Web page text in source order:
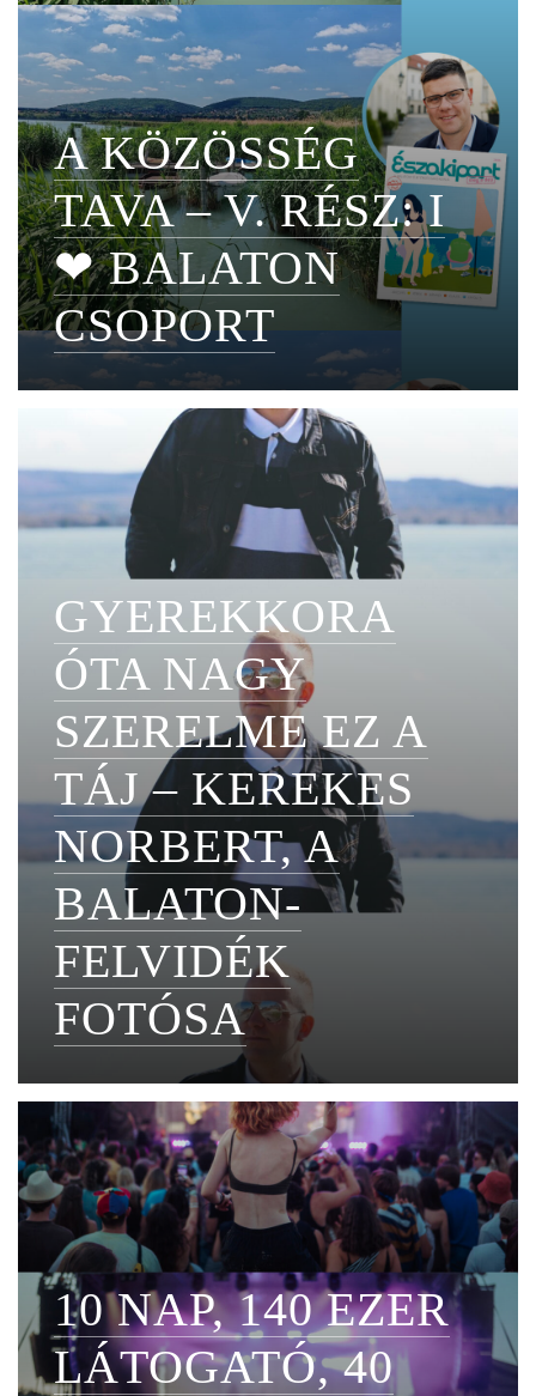
A KÖZÖSSÉG
TAVA – V. RÉSZ: I
❤ BALATON
CSOPORT
GYEREKKORA
ÓTA NAGY
SZERELME EZ A
TÁJ – KEREKES
NORBERT, A
BALATON-
FELVIDÉK
FOTÓSA
10 NAP, 140 EZER
LÁTOGATÓ, 40